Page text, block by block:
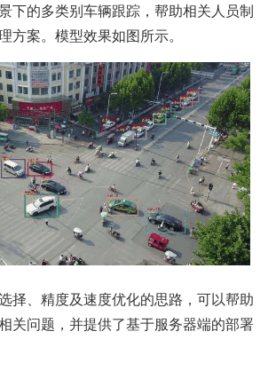
下的多类别车辆跟踪，帮助相关人员制
方案。模型效果如图所示。
择、精度及速度优化的思路，可以帮助
关问题，并提供了基于服务器端的部署